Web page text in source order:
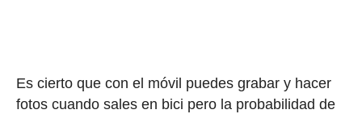
Es cierto que con el móvil puedes grabar y hacer
fotos cuando sales en bici pero la probabilidad de